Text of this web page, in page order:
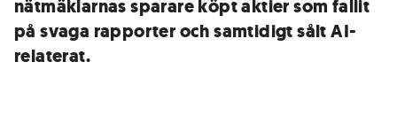
nätmäklarnas sparare köpt aktier som fallit
på svaga rapporter och samtidigt sålt AI-
relaterat.